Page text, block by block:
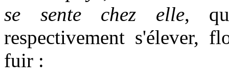
se sente chez elle,
respectivement s'élever,
fuir :